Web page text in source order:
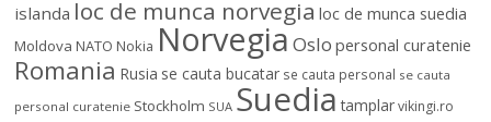
islanda loc de munca norvegia loc de munca suedia
Moldova NATO Nokia NorvegiaOslo personal curatenie
Romania Rusia se cauta bucatar se cauta personal se cauta
personal curatenie Stockholm SUA Suedia tamplar vikingi.ro